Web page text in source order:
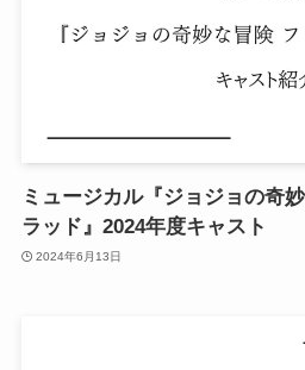
ミュージカル『ジョジョの奇
ラッド』2024年度キャスト
2024年6月13日